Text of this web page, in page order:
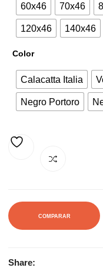
60x46 70x46
120x46 140x46
Color
Calacatta Italia
Negro Portoro
COMPARAR
Share: